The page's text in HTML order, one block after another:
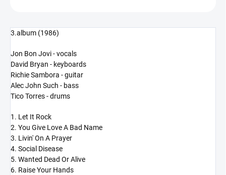
3.album (1986)
Jon Bon Jovi - vocals
David Bryan - keyboards
Richie Sambora - guitar
Alec John Such - bass
Tico Torres - drums
1. Let It Rock
2. You Give Love A Bad Name
3. Livin' On A Prayer
4. Social Disease
5. Wanted Dead Or Alive
6. Raise Your Hands